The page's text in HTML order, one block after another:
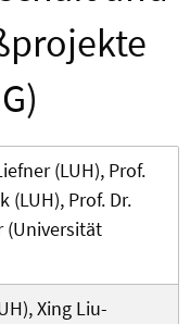
(LUH), Prof.
(LUH), Prof. Dr.
(Universität
Xing Liu-